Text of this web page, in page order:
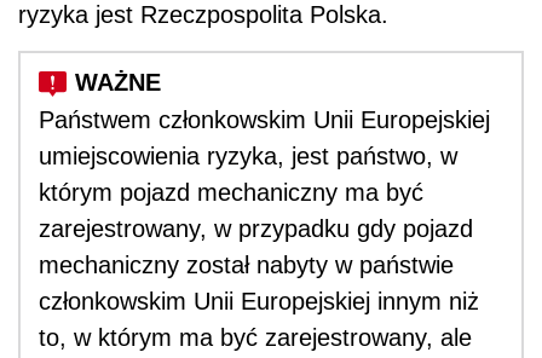
ryzyka jest Rzeczpospolita Polska.
Państwem członkowskim Unii Europejskiej
umiejscowienia ryzyka, jest państwo, w
którym pojazd mechaniczny ma być
zarejestrowany, w przypadku gdy pojazd
mechaniczny został nabyty w państwie
członkowskim Unii Europejskiej innym niż
to, w którym ma być zarejestrowany, ale